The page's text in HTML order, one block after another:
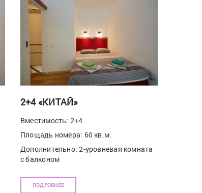
2+4 «КИТАЙ»
Вместимость: 2+4
Площадь номера: 60 кв.м.
Дополнительно: 2-уровневая комната
с балконом
ПОДРОБНЕЕ